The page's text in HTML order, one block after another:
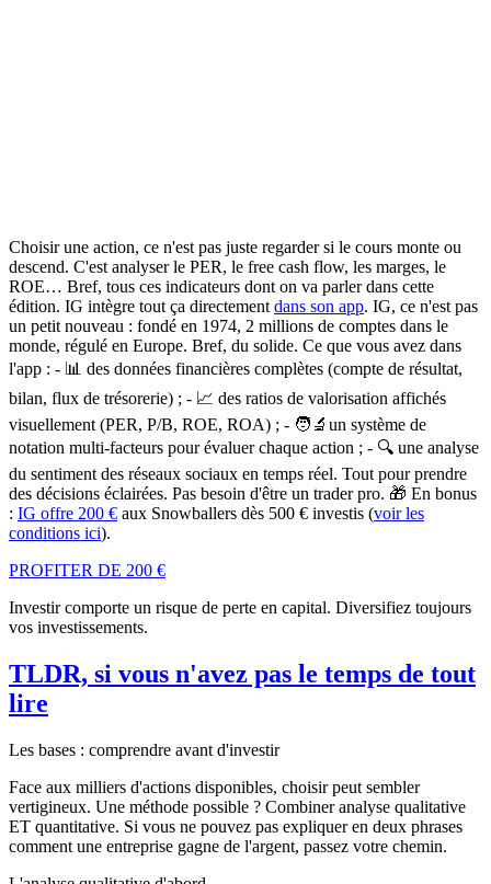
Choisir une action, ce n'est pas juste regarder si le cours monte ou
descend. C'est analyser le PER, le free cash flow, les marges, le
ROE… Bref, tous ces indicateurs dont on va parler dans cette
édition. IG intègre tout ça directement dans son app. IG, ce n'est pas
un petit nouveau : fondé en 1974, 2 millions de comptes dans le
monde, régulé en Europe. Bref, du solide. Ce que vous avez dans
l'app : - 📊 des données financières complètes (compte de résultat,
bilan, flux de trésorerie) ; - 📈 des ratios de valorisation affichés
visuellement (PER, P/B, ROE, ROA) ; - 🧑‍🔬 un système de
notation multi-facteurs pour évaluer chaque action ; - 🔍 une analyse
du sentiment des réseaux sociaux en temps réel. Tout pour prendre
des décisions éclairées. Pas besoin d'être un trader pro. 🎁 En bonus
: IG offre 200 € aux Snowballers dès 500 € investis (voir les
conditions ici).
PROFITER DE 200 €
Investir comporte un risque de perte en capital. Diversifiez toujours
vos investissements.
TLDR, si vous n'avez pas le temps de tout
lire
Les bases : comprendre avant d'investir
Face aux milliers d'actions disponibles, choisir peut sembler
vertigineux. Une méthode possible ? Combiner analyse qualitative
ET quantitative. Si vous ne pouvez pas expliquer en deux phrases
comment une entreprise gagne de l'argent, passez votre chemin.